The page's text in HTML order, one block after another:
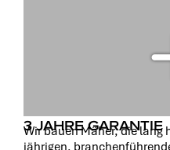
3 JAHRE GARANTIE
Wir bauen Mäher, die lang
jährigen,